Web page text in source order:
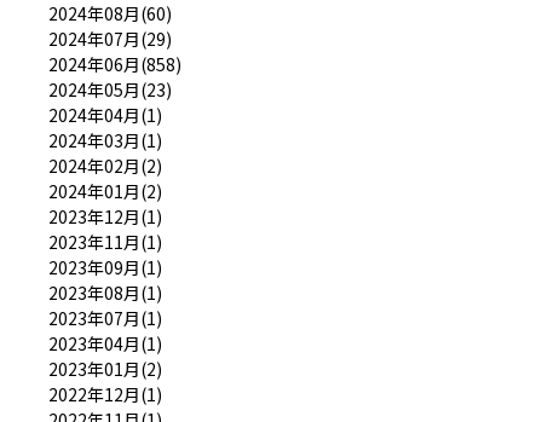
2024年08月(60)
2024年07月(29)
2024年06月(858)
2024年05月(23)
2024年04月(1)
2024年03月(1)
2024年02月(2)
2024年01月(2)
2023年12月(1)
2023年11月(1)
2023年09月(1)
2023年08月(1)
2023年07月(1)
2023年04月(1)
2023年01月(2)
2022年12月(1)